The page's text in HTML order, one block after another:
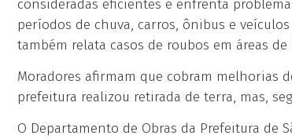
consideradas eficientes e enfrenta
períodos de chuva, carros, ônibus e
também relata casos de roubos em áreas
Moradores afirmam que cobram melhorias
prefeitura realizou retirada de terra, mas,
O Departamento de Obras da Prefeitura de